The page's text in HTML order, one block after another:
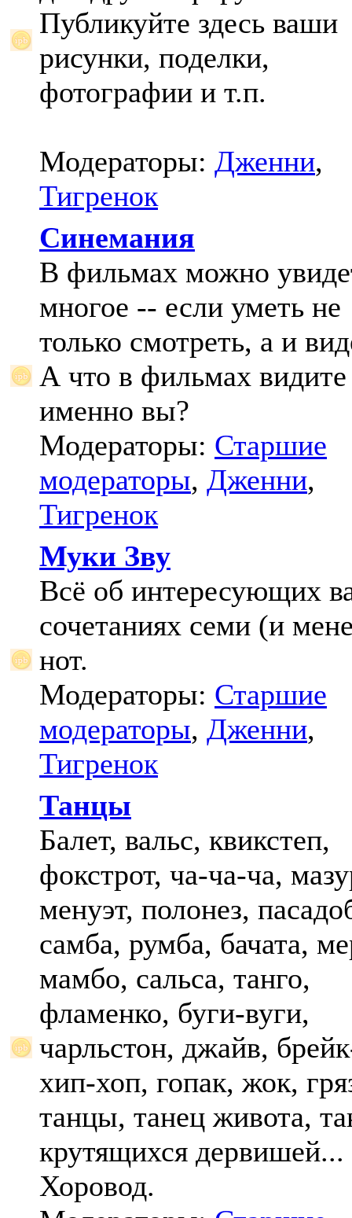
Публикуйте здесь ваши
рисунки, поделки,
фотографии и т.п.
Модераторы: Дженни,
Тигренок
Синемания
В фильмах можно
многое -- если уметь не
только смотреть, а и
А что в фильмах видите
именно вы?
Модераторы: Старшие
модераторы, Дженни,
Тигренок
Муки Зву
Всё об интересующих
сочетаниях семи (и
нот.
Модераторы: Старшие
модераторы, Дженни,
Тигренок
Танцы
Балет, вальс, квикстеп,
фокстрот, ча-ча-ча,
менуэт, полонез,
самба, румба, бачата,
мамбо, сальса, танго,
фламенко, буги-вуги,
чарльстон, джайв,
хип-хоп, гопак, жок,
танцы, танец живота,
крутящихся дервишей...
Хоровод.